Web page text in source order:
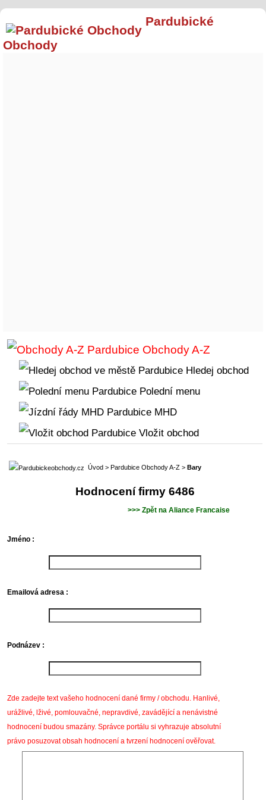
Pardubické
Obchody
Obchody A-Z
Hledej obchod
Polední menu
MHD
Vložit obchod
Úvod >Pardubice Obchody A-Z >Bary
Hodnocení firmy 6486
>>> Zpět na Aliance Francaise
Jméno :
Emailová adresa :
Podnázev :
Zde zadejte text vašeho hodnocení dané firmy / obchodu. Hanlivé,
urážlivé, lživé, pomlouvačné, nepravdivé, zavádějící a nenávistné
hodnocení budou smazány. Správce portálu si vyhrazuje absolutní
právo posuzovat obsah hodnocení a tvrzení hodnocení ověřovat.